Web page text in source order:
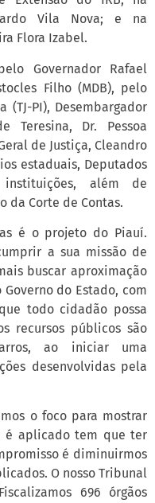
Vila Nova; e na
Flora Izabel.
Governador Rafael
Filho (MDB), pelo
(TJ-PI), Desembargador
Teresina, Dr. Pessoa
de Justiça, Cleandro
estaduais, Deputados
além de
da Corte de Contas.
é o projeto do Piauí.
a sua missão de
buscar aproximação
do Estado, com
todo cidadão possa
recursos públicos são
ao iniciar uma
desenvolvidas pela
o foco para mostrar
é aplicado tem que ter
é diminuirmos
O nosso Tribunal
696 órgãos